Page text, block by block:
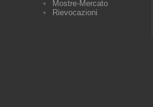
Mostre-Mercato
Rievocazioni